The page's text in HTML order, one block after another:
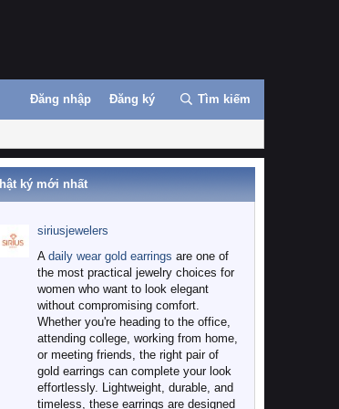
Đăng nhập Đăng ký Tìm kiếm
ký mới nhất
siriusjewelers
A daily wear gold earrings are one of
the most practical jewelry choices for
women who want to look elegant
without compromising comfort.
Whether you're heading to the office,
attending college, working from home,
or meeting friends, the right pair of
gold earrings can complete your look
effortlessly. Lightweight, durable, and
timeless, these earrings are designed